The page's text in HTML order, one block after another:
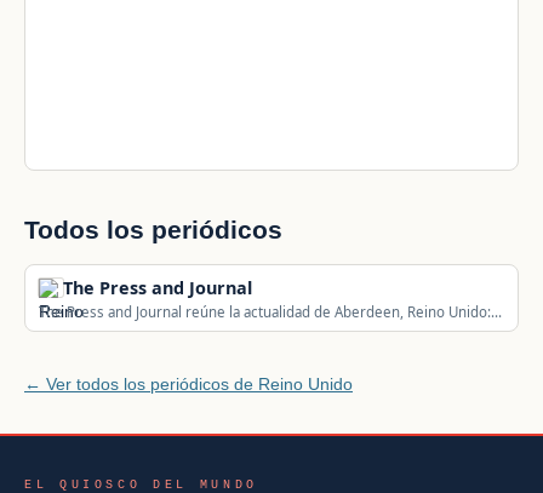
Todos los periódicos
The Press and Journal
The Press and Journal reúne la actualidad de Aberdeen, Reino Unido:
política local, seguridad, deportes, sucesos y actualidad del municipio
← Ver todos los periódicos de Reino Unido
EL QUIOSCO DEL MUNDO